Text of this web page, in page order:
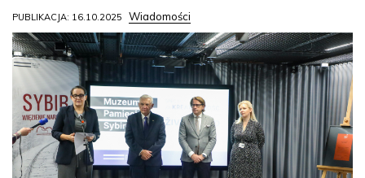
PUBLIKACJA: 16.10.2025 Wiadomości